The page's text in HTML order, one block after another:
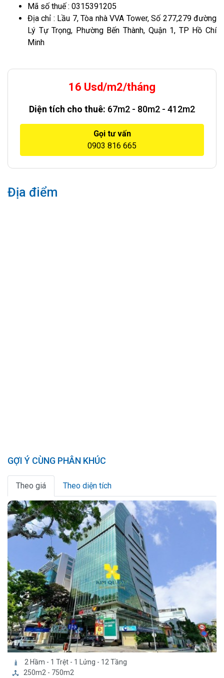
Mã số thuế : 0315391205
Địa chỉ : Lầu 7, Tòa nhà VVA Tower, Số 277,279 đường
Lý Tự Trọng, Phường Bến Thành, Quận 1, TP Hồ Chí
Minh
16 Usd/m2/tháng
Diện tích cho thuê: 67m2 - 80m2 - 412m2
Gọi tư vấn
0903 816 665
Địa điểm
GỢI Ý CÙNG PHÂN KHÚC
Theo giá Theo diện tích
2 Hầm - 1 Trệt - 1 Lửng - 12 Tầng
250m2 - 750m2